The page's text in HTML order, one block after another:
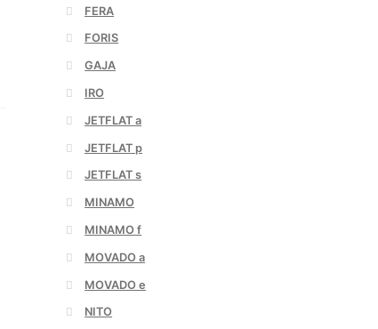
FERA
FORIS
GAJA
IRO
JETFLAT a
JETFLAT p
JETFLAT s
MINAMO
MINAMO f
MOVADO a
MOVADO e
NITO